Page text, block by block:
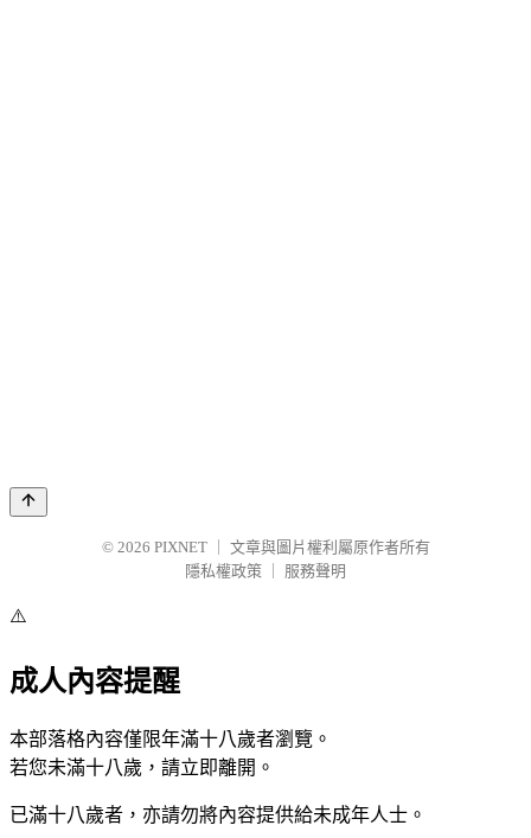
© 2026 PIXNET
文章與圖片權利屬原作者所有
隱私權政策
服務聲明
⚠️
成人內容提醒
本部落格內容僅限年滿十八歲者瀏覽。
若您未滿十八歲，請立即離開。
已滿十八歲者，亦請勿將內容提供給未成年人士。